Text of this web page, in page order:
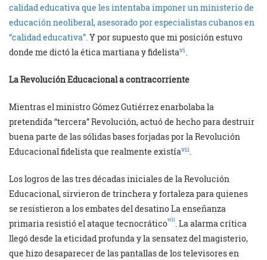
calidad educativa que les intentaba imponer un ministerio de
educación neoliberal, asesorado por especialistas cubanos en
“calidad educativa”.Y por supuesto que mi posición estuvo
donde me dictó la ética martiana y fidelistavi.
La Revolución Educacional a contracorriente
Mientras el ministro Gómez Gutiérrez enarbolaba la
pretendida “tercera” Revolución, actuó de hecho para destruir
buena parte de las sólidas bases forjadas por la Revolución
Educacional fidelista que realmente existíavii.
Los logros de las tres décadas iniciales de la Revolución
Educacional, sirvieron de trinchera y fortaleza para quienes
se resistieron a los embates del desatino La enseñanza
primaria resistió el ataque tecnocráticoviii . La alarma crítica
llegó desde la eticidad profunda y la sensatez del magisterio,
que hizo desaparecer de las pantallas de los televisores en